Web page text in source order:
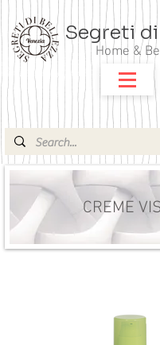
Segreti di
Home &
CREME